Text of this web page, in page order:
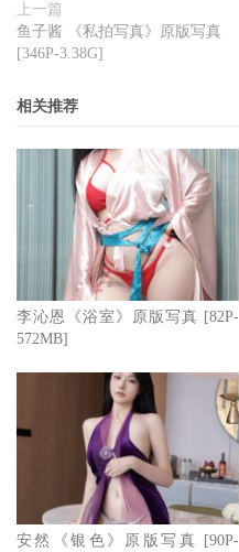
上一篇
鱼子酱 《私拍写真》原版写真
[346P-3.38G]
相关推荐
李沁恩《浴室》原版写真 [82P-
572MB]
安然《银色》原版写真 [90P-